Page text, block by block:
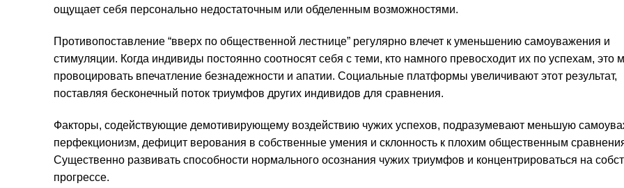
ощущает себя персонально недостаточным или обделенным возможностями.
Противопоставление “вверх по общественной лестнице” регулярно влечет к уменьшению самоуважения и
стимуляции. Когда индивиды постоянно соотносят себя с теми, кто намного превосходит их по успехам, это
провоцировать впечатление безнадежности и апатии. Социальные платформы увеличивают этот результат,
поставляя бесконечный поток триумфов других индивидов для сравнения.
Факторы, содействующие демотивирующему воздействию чужих успехов, подразумевают меньшую
перфекционизм, дефицит верования в собственные умения и склонность к плохим общественным
Существенно развивать способности нормального осознания чужих триумфов и концентрироваться на
прогрессе.